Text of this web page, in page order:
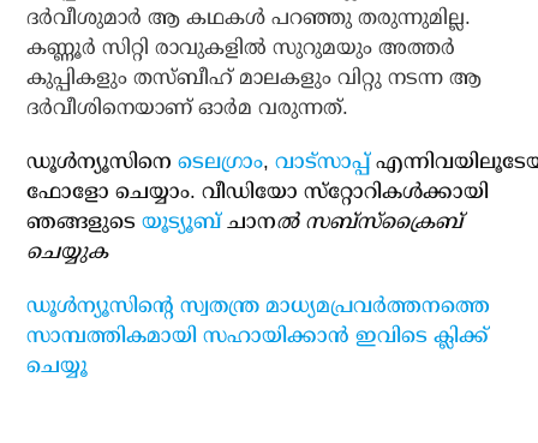
ദര്‍വീശുമാര്‍ ആ കഥകള്‍ പറഞ്ഞു തരുന്നുമില്ല.
കണ്ണൂര്‍ സിറ്റി രാവുകളില്‍ സുറുമയും അത്തര്‍
കുപ്പികളും തസ്ബീഹ് മാലകളും വിറ്റു നടന്ന ആ
ദര്‍വീശിനെയാണ് ഓര്‍മ വരുന്നത്.
ഡൂള്‍ന്യൂസിനെടെലഗ്രാം,വാട്‌സാപ്പ്
ഫോളോ ചെയ്യാം. വീഡിയോ സ്‌റ്റോറികള്‍ക്കായി
ഞങ്ങളുടെയൂട്യൂബ്ചാനല്‍ സബ്‌സ്‌ക്രൈബ്
ചെയ്യുക
ഡൂള്‍ന്യൂസിന്റെ സ്വതന്ത്ര മാധ്യമപ്രവര്‍ത്തനത്തെ
സാമ്പത്തികമായി സഹായിക്കാന്‍ ഇവിടെ ക്ലിക്ക്
ചെയ്യൂ